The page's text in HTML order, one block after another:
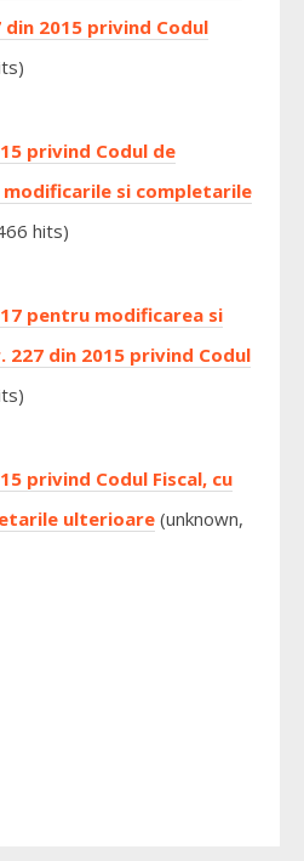
din 2015 privind Codul
privind Codul de
si completarile
hits)
pentru modificarea si
227 din 2015 privind Codul
privind Codul Fiscal, cu
ulterioare (unknown,